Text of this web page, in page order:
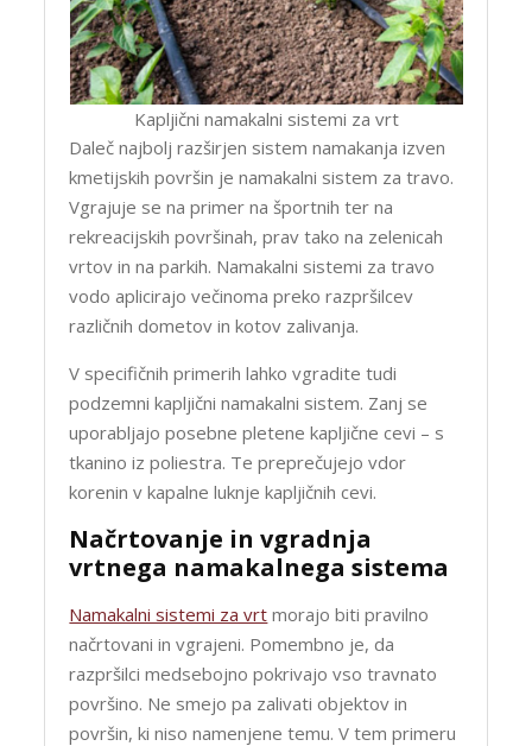
Kapljični namakalni sistemi za vrt
Daleč najbolj razširjen sistem namakanja izven
kmetijskih površin je namakalni sistem za travo.
Vgrajuje se na primer na športnih ter na
rekreacijskih površinah, prav tako na zelenicah
vrtov in na parkih. Namakalni sistemi za travo
vodo aplicirajo večinoma preko razpršilcev
različnih dometov in kotov zalivanja.
V specifičnih primerih lahko vgradite tudi
podzemni kapljični namakalni sistem. Zanj se
uporabljajo posebne pletene kapljične cevi – s
tkanino iz poliestra. Te preprečujejo vdor
korenin v kapalne luknje kapljičnih cevi.
Načrtovanje in vgradnja
vrtnega namakalnega sistema
Namakalni sistemi za vrt morajo biti pravilno
načrtovani in vgrajeni. Pomembno je, da
razpršilci medsebojno pokrivajo vso travnato
površino. Ne smejo pa zalivati objektov in
površin, ki niso namenjene temu. V tem primeru